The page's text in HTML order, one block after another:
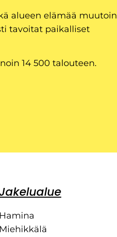
alueen elämää muutoin
tavoitat paikalliset
14 500 talouteen.
Hamina
Miehikkälä